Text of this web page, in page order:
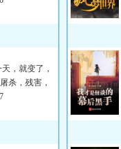
，就变了，
杀，残害，